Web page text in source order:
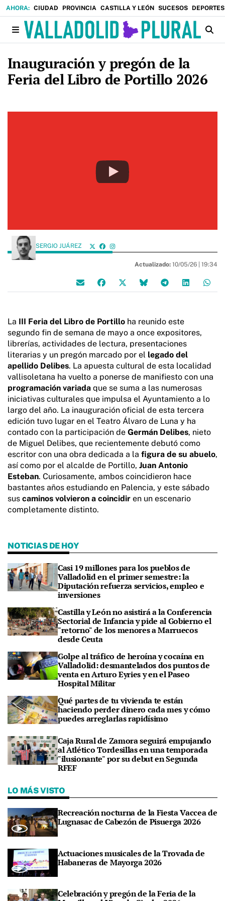
CIUDAD PROVINCIA CASTILLA Y LEÓN SUCESOS DEPORTES
Inauguración y pregón de la
Feria del Libro de Portillo 2026
SERGIO JUÁREZ
Actualizado: 10/05/26 | 19:34
La III Feria del Libro de Portillo ha reunido este
segundo fin de semana de mayo a once expositores,
librerías, actividades de lectura, presentaciones
literarias y un pregón marcado por el legado del
apellido Delibes. La apuesta cultural de esta localidad
vallisoletana ha vuelto a ponerse de manifiesto con una
programación variada que se suma a las numerosas
iniciativas culturales que impulsa el Ayuntamiento a lo
largo del año. La inauguración oficial de esta tercera
edición tuvo lugar en el Teatro Álvaro de Luna y ha
contado con la participación de Germán Delibes, nieto
de Miguel Delibes, que recientemente debutó como
escritor con una obra dedicada a la figura de su abuelo,
así como por el alcalde de Portillo, Juan Antonio
Esteban. Curiosamente, ambos coincidieron hace
bastantes años estudiando en Palencia, y este sábado
sus caminos volvieron a coincidir en un escenario
completamente distinto.
NOTICIAS DE HOY
Casi 19 millones para los pueblos de
Valladolid en el primer semestre: la
Diputación refuerza servicios, empleo e
inversiones
Castilla y León no asistirá a la Conferencia
Sectorial de Infancia y pide al Gobierno el
"retorno" de los menores a Marruecos
desde Ceuta
Golpe al tráfico de heroína y cocaína en
Valladolid: desmantelados dos puntos de
venta en Arturo Eyries y en el Paseo
Hospital Militar
Qué partes de tu vivienda te están
haciendo perder dinero cada mes y cómo
puedes arreglarlas rapidísimo
Caja Rural de Zamora seguirá empujando
al Atlético Tordesillas en una temporada
"ilusionante" por su debut en Segunda
RFEF
LO MÁS VISTO
Recreación nocturna de la Fiesta Vaccea de
Lugnasac de Cabezón de Pisuerga 2026
Actuaciones musicales de la Trovada de
Habaneras de Mayorga 2026
Celebración y pregón de la Feria de la